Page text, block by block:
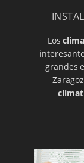
Los
grandes